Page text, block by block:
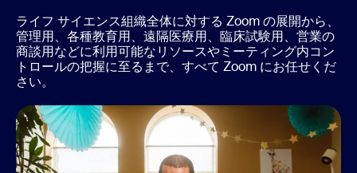
ライフ サイエンス組織全体に対する Zoom の展開から、
管理用、各種教育用、遠隔医療用、臨床試験用、営業の
商談用などに利用可能なリソースやミーティング内コン
トロールの把握に至るまで、すべて Zoom にお任せくだ
さい。